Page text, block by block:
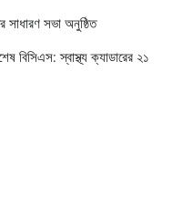
সাধারণ সভা অনুষ্ঠিত
বিসিএস: স্বাস্থ্য ক্যাডারের ২১